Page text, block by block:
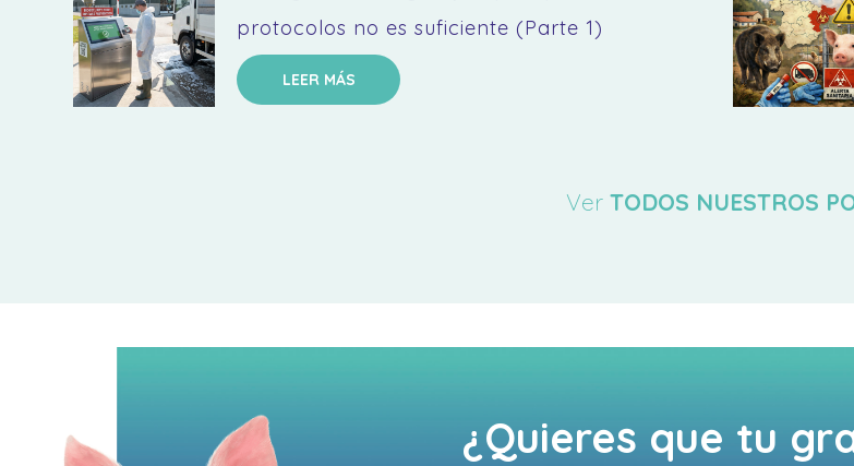
protocolos no es suficiente (Parte 1)
LEER MÁS
Ver TODOS NUESTROS
¿Quieres que tu